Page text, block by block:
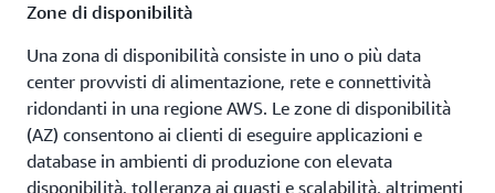
Zone di disponibilità
Una zona di disponibilità consiste in uno o più data
center provvisti di alimentazione, rete e connettività
ridondanti in una regione AWS. Le zone di disponibilità
(AZ) consentono ai clienti di eseguire applicazioni e
database in ambienti di produzione con elevata
disponibilità, tolleranza ai guasti e scalabilità, altrimenti